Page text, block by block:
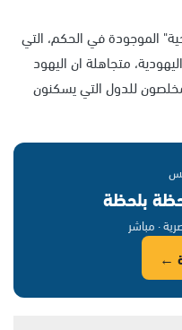
الموجودة في الحكم، التي
متجاهلة ان اليهود
للدول التي يسكنون
بلحظة
· مباشر
←